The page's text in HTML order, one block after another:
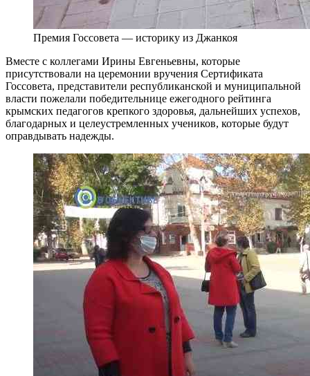
Премия Госсовета — историку из Джанкоя
Вместе с коллегами Ирины Евгеньевны, которые
присутствовали на церемонии вручения Сертификата
Госсовета, представители республиканской и муниципальной
власти пожелали победительнице ежегодного рейтинга
крымских педагогов крепкого здоровья, дальнейших успехов,
благодарных и целеустремленных учеников, которые будут
оправдывать надежды.